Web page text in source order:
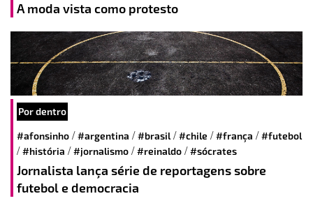
A moda vista como protesto
Por dentro
#afonsinho /#argentina /#brasil/#chile /#frança /#futebol
/#história /#jornalismo /#reinaldo /#sócrates
Jornalista lança série de reportagens sobre
futebol e democracia